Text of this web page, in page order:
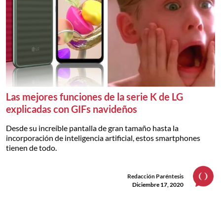
Las mejores funciones de la serie K de LG
explicadas con GIFs navideños
Desde su increíble pantalla de gran tamaño hasta la
incorporación de inteligencia artificial, estos smartphones
tienen de todo.
Redacción Paréntesis
Diciembre 17, 2020